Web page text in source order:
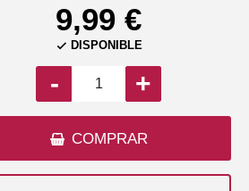
9,99 €
 DISPONIBLE
- +
COMPRAR